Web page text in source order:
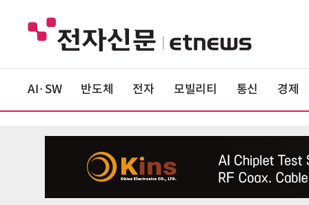
AI·SW 반도체 전자 모빌리티 통신 경제